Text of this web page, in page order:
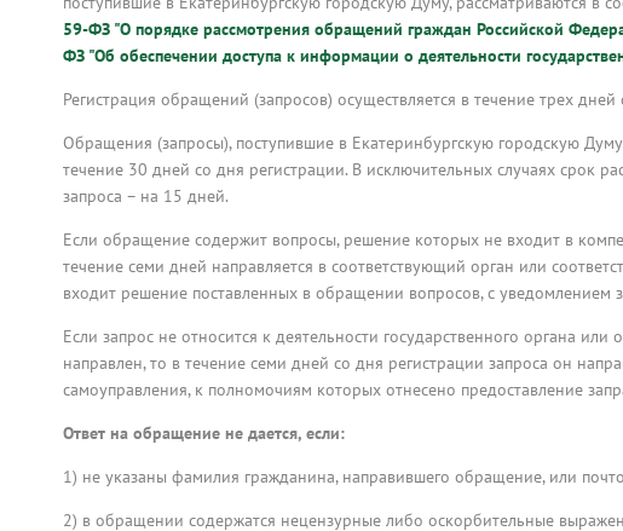
59-ФЗ "О порядке рассмотрения обращений граждан Российской
ФЗ "Об обеспечении доступа к информации о деятельности
Регистрация обращений (запросов) осуществляется в течение трех
Обращения (запросы), поступившие в Екатеринбургскую городскую
течение 30 дней со дня регистрации. В исключительных случаях срок
запроса – на 15 дней.
Если обращение содержит вопросы, решение которых не входит в
течение семи дней направляется в соответствующий орган или
входит решение поставленных в обращении вопросов, с уведомлением
Если запрос не относится к деятельности государственного органа
направлен, то в течение семи дней со дня регистрации запроса он
самоуправления, к полномочиям которых отнесено предоставление
Ответ на обращение не дается, если:
1) не указаны фамилия гражданина, направившего обращение, или
2) в обращении содержатся нецензурные либо оскорбительные